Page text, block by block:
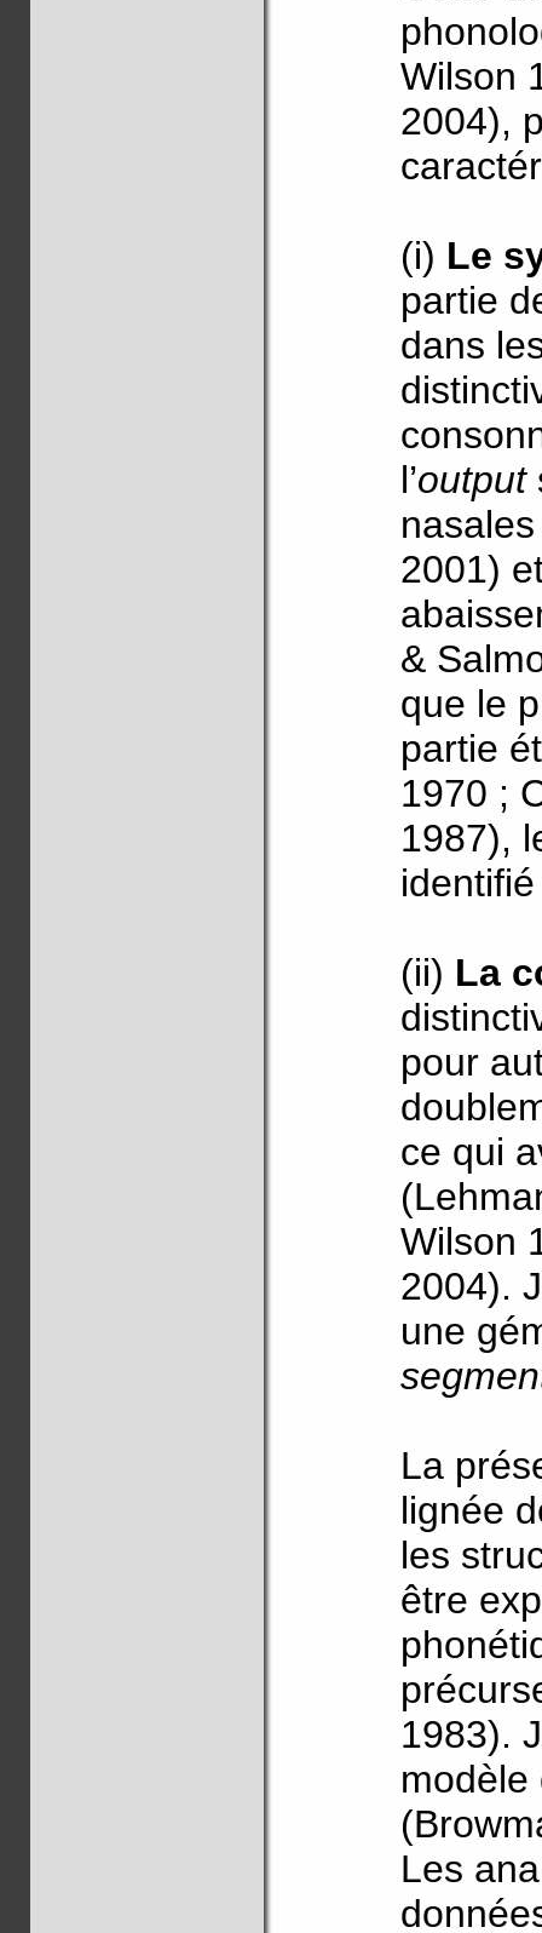
Wilson
2004),
(i) Le
partie
dans
l’output
2001)
&
que le
partie
1970 ;
1987),
(ii) La
pour
ce qui
Wilson
2004).
une
La
lignée
les
être
1983).
modèle
Les